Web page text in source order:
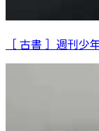
［ 古書 ］週刊